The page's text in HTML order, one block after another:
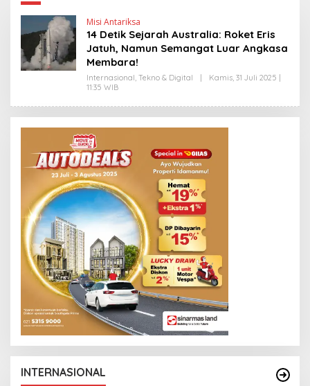
Misi Antariksa
14 Detik Sejarah Australia: Roket Eris
Jatuh, Namun Semangat Luar Angkasa
Membara!
Internasional, Tekno & Digital
Kamis, 31 Juli 2025 |
11:35 WIB
E
H
H
D
R
N
E
W
S
L
N
K
INTERNASIONAL